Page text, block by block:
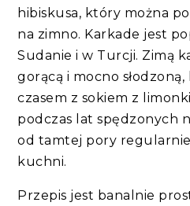
hibiskusa, który można
na zimno. Karkade jest
Sudanie i w Turcji. Zimą
gorącą i mocno
czasem z sokiem z
podczas lat spędzonych
od tamtej pory
kuchni.
Przepis jest banalnie